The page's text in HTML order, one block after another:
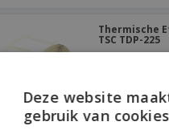
Thermische
TSC TDP-225
Deze website
gebruik van